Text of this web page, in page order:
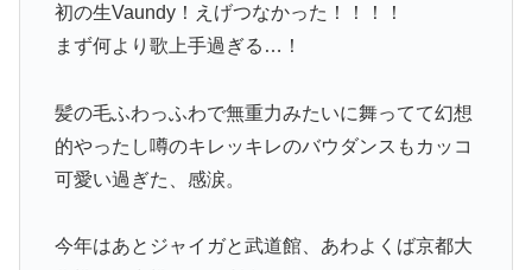
初の生Vaundy！えげつなかった！！！！
まず何より歌上手過ぎる…！
髪の毛ふわっふわで無重力みたいに舞ってて幻想
的やったし噂のキレッキレのバウダンスもカッコ
可愛い過ぎた、感涙。
今年はあとジャイガと武道館、あわよくば京都大